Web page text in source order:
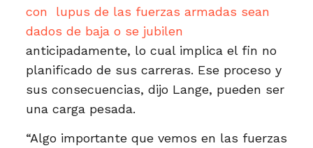
con lupus de las fuerzas armadas sean
dados de baja o se jubilen
anticipadamente, lo cual implica el fin no
planificado de sus carreras. Ese proceso y
sus consecuencias, dijo Lange, pueden ser
una carga pesada.
“Algo importante que vemos en las fuerzas